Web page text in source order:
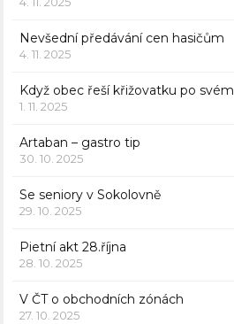
Nevšední předávání cen hasičům
4. 11. 2025
Když obec řeší křižovatku po svém
1. 11. 2025
Artaban – gastro tip
30. 10. 2025
Se seniory v Sokolovně
29. 10. 2025
Pietní akt 28.října
28. 10. 2025
V ČT o obchodních zónách
27. 10. 2025